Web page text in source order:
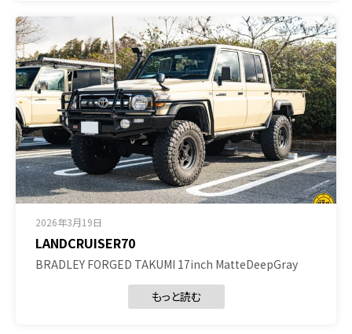
2026年3月19日
LANDCRUISER70
BRADLEY FORGED TAKUMI 17inch MatteDeepGray
もっと読む